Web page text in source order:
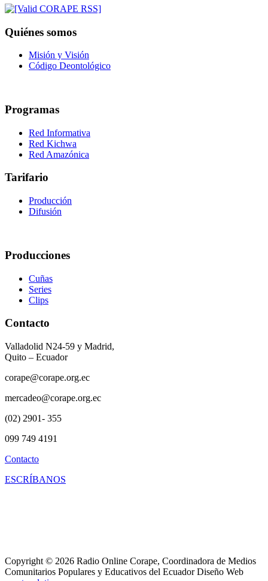
Quiénes somos
Misión y Visión
Código Deontológico
Programas
Red Informativa
Red Kichwa
Red Amazónica
Tarifario
Producción
Difusión
Producciones
Cuñas
Series
Clips
Contacto
Valladolid N24-59 y Madrid,
Quito – Ecuador
corape@corape.org.ec
mercadeo@corape.org.ec
(02) 2901- 355
099 749 4191
Contacto
ESCRÍBANOS
Copyright © 2026 Radio Online Corape, Coordinadora de Medios
Comunitarios Populares y Educativos del Ecuador Diseño Web